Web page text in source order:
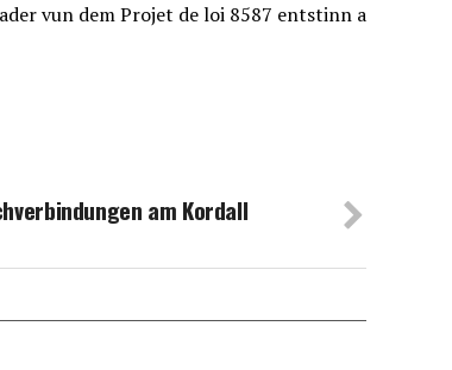
vun dem Projet de loi 8587 entstinn a
am Kordall